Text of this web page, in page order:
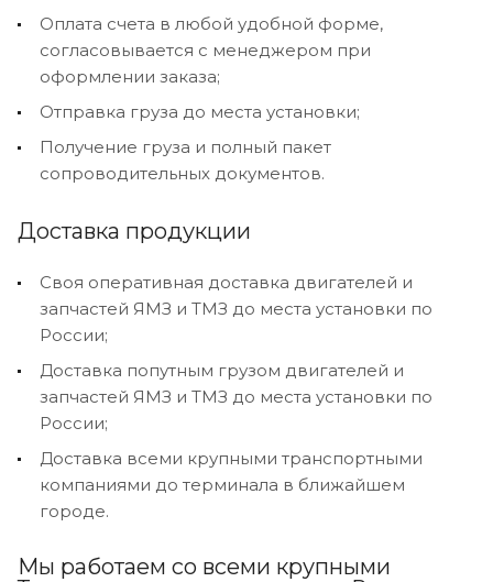
Оплата счета в любой удобной форме,
согласовывается с менеджером при
оформлении заказа;
Отправка груза до места установки;
Получение груза и полный пакет
сопроводительных документов.
Доставка продукции
Своя оперативная доставка двигателей и
запчастей ЯМЗ и ТМЗ до места установки по
России;
Доставка попутным грузом двигателей и
запчастей ЯМЗ и ТМЗ до места установки по
России;
Доставка всеми крупными транспортными
компаниями до терминала в ближайшем
городе.
Мы работаем со всеми крупными